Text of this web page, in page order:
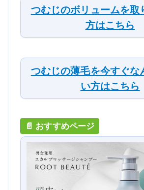
つむじのボリュームを取
方はこちら
つむじの薄毛を今すぐな
い方はこちら